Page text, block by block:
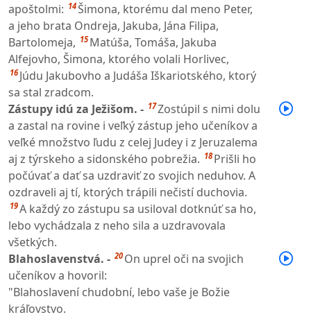
apoštolmi: 14Šimona, ktorému dal meno Peter,
a jeho brata Ondreja, Jakuba, Jána Filipa,
Bartolomeja, 15 Matúša, Tomáša, Jakuba
Alfejovho, Šimona, ktorého volali Horlivec,
16 Júdu Jakubovho a Judáša Iškariotského, ktorý
sa stal zradcom.
Zástupy idú za Ježišom. - 17Zostúpil s nimi dolu
a zastal na rovine i veľký zástup jeho učeníkov a
veľké množstvo ľudu z celej Judey i z Jeruzalema
aj z týrskeho a sidonského pobrežia. 18 Prišli ho
počúvať a dať sa uzdraviť zo svojich neduhov. A
ozdraveli aj tí, ktorých trápili nečistí duchovia.
19A každý zo zástupu sa usiloval dotknúť sa ho,
lebo vychádzala z neho sila a uzdravovala
všetkých.
Blahoslavenstvá. - 20 On uprel oči na svojich
učeníkov a hovoril:
"Blahoslavení chudobní, lebo vaše je Božie
kráľovstvo.